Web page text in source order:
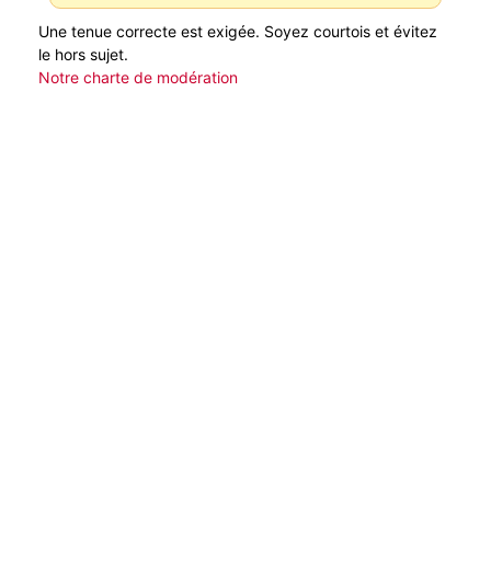
Une tenue correcte est exigée. Soyez courtois et évitez
le hors sujet.
Notre charte de modération